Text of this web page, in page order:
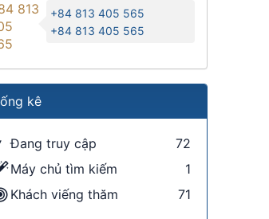
813
+84 813 405 565
+84 813 405 565
kê
Đang truy cập
72
Máy chủ tìm kiếm
1
Khách viếng thăm
71